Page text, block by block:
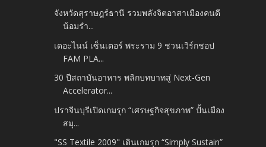
จังหวัดสุราษฎร์ธานี รวมพลังจิตอาสาเมืองคนดี
น้อมรำ...
เดอะไนน์ เซ็นเตอร์ พระราม 9 ชวนเวิร์กชอป
FAM PLA...
30 ปีสถาบันอาหาร พลิกบทบาทสู่ Next-Gen
Accelerator...
ปราจีนบุรีเปิดเกมรุก “เศรษฐกิจสุขภาพ” ปั้นเมือง
สมุ...
"SS Textile 2009" เดินเกมรุก “Simply Sustain”